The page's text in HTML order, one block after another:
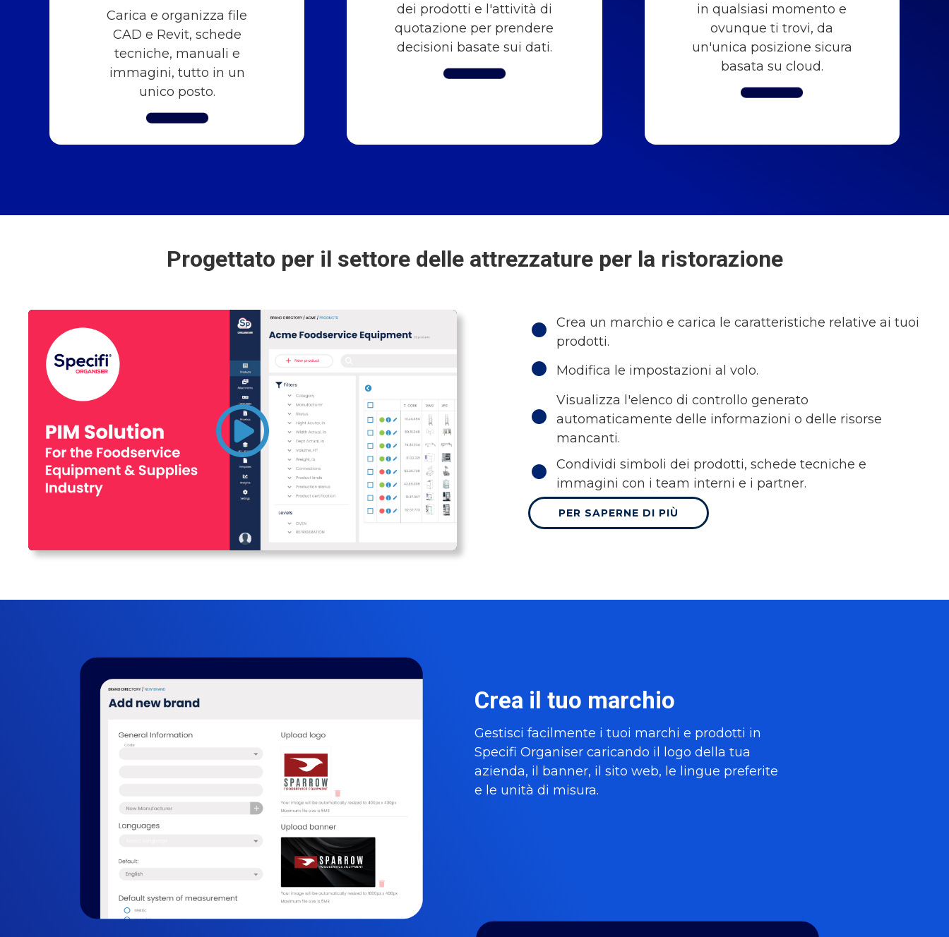
Carica e organizza file
CAD e Revit, schede
tecniche, manuali e
immagini, tutto in un
unico posto.
dei prodotti e l'attività di
quotazione per prendere
decisioni basate sui dati.
in qualsiasi momento e
ovunque ti trovi, da
un'unica posizione sicura
basata su cloud.
Progettato per il settore delle attrezzature per la ristorazione
Crea un marchio e carica le caratteristiche relative ai tuoi
prodotti.
Modifica le impostazioni al volo.
Visualizza l'elenco di controllo generato
automaticamente delle informazioni o delle risorse
mancanti.
Condividi simboli dei prodotti, schede tecniche e
immagini con i team interni e i partner.
PER SAPERNE DI PIÙ
Crea il tuo marchio
Gestisci facilmente i tuoi marchi e prodotti in
Specifi Organiser caricando il logo della tua
azienda, il banner, il sito web, le lingue preferite
e le unità di misura.